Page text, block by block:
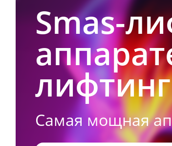
Smas-
Самая мощная